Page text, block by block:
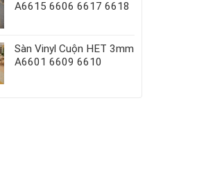
A6615 6606 6617 6618
Sàn Vinyl Cuộn HET 3mm
A6601 6609 6610